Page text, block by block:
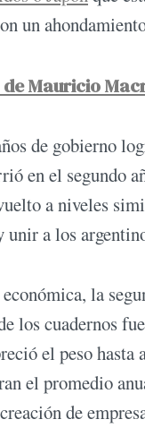
un
Mauricio
de gobierno
en el segundo
a niveles
unir a los
la
los cuadernos
el peso
el promedio
de